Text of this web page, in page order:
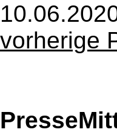
vorherige